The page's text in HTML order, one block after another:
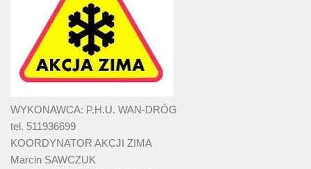
WYKONAWCA: P.H.U. WAN-DRÓG
tel. 511936699
KOORDYNATOR AKCJI ZIMA
Marcin SAWCZUK